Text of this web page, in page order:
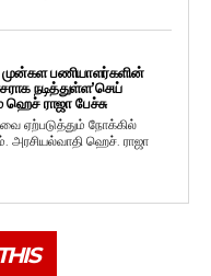
முன்கள பணியாளர்களின்
நடித்துள்ள’செய்
ராஜா பேச்சு
ஏற்படுத்தும் நோக்கில்
அரசியல்வாதி ஹெச். ராஜா